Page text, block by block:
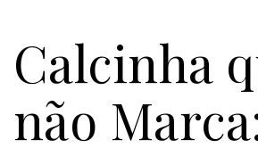
Calcinha
não